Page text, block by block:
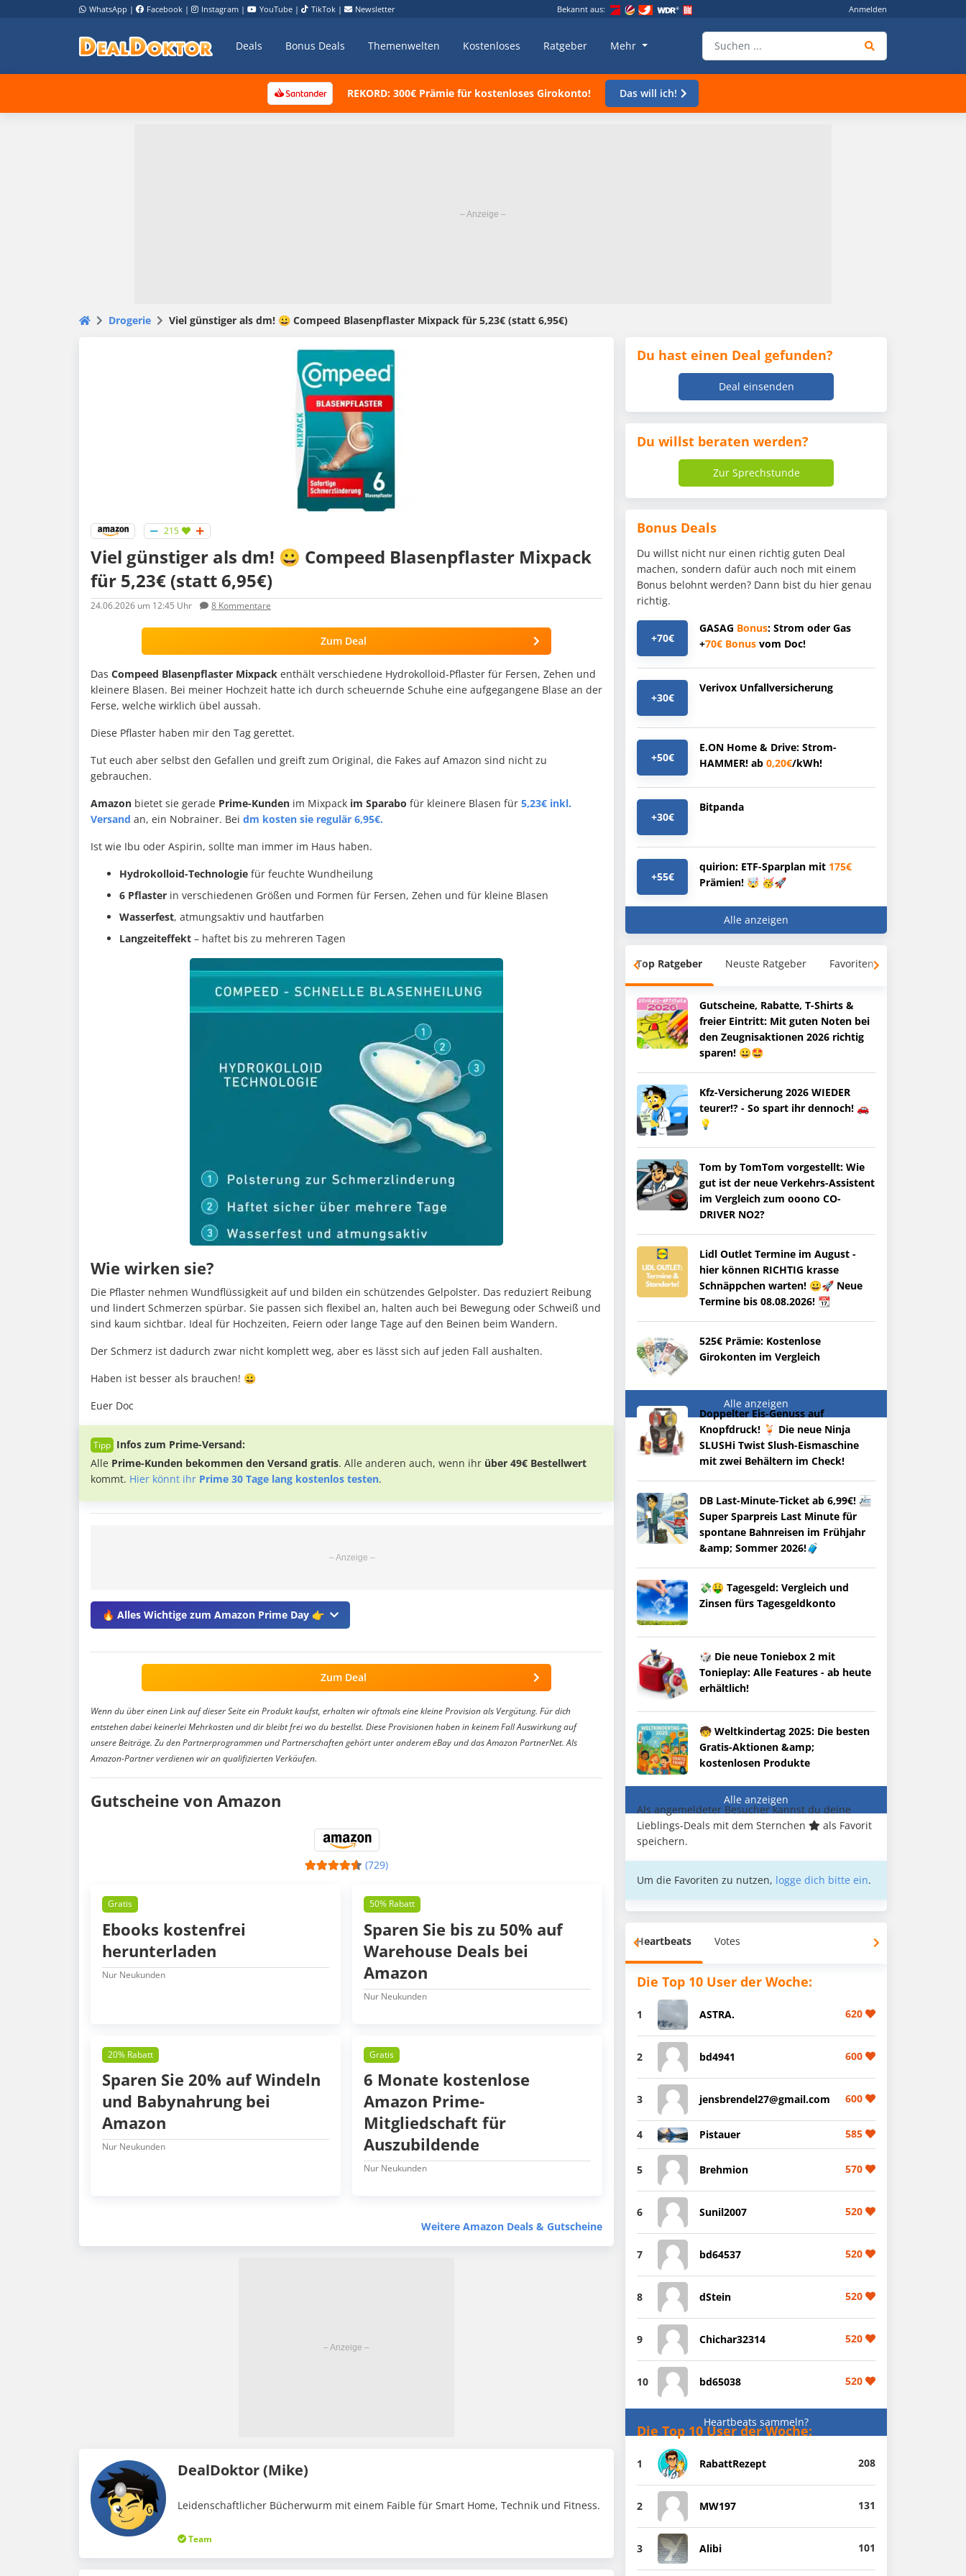
WhatsApp | Facebook | Instagram | YouTube | TikTok | Newsletter Bekannt aus: Anmelden
Deals Bonus Deals Themenwelten Kostenloses Ratgeber Mehr
REKORD: 300€ Prämie für kostenloses Girokonto! Das will ich!
Drogerie Viel günstiger als dm! 😀 Compeed Blasenpflaster Mixpack für 5,23€ (statt 6,95€)
215
Viel günstiger als dm! 😀 Compeed Blasenpflaster Mixpack
für 5,23€ (statt 6,95€)
24.06.2026 um 12:45 Uhr 8 Kommentare
Zum Deal
Das Compeed Blasenpflaster Mixpack enthält verschiedene Hydrokolloid-Pflaster für Fersen, Zehen und
kleinere Blasen. Bei meiner Hochzeit hatte ich durch scheuernde Schuhe eine aufgegangene Blase an der
Ferse, welche wirklich übel aussah.
Diese Pflaster haben mir den Tag gerettet.
Tut euch aber selbst den Gefallen und greift zum Original, die Fakes auf Amazon sind nicht zu
gebrauchen.
Amazon bietet sie gerade Prime-Kunden im Mixpack im Sparabo für kleinere Blasen für 5,23€ inkl.
Versand an, ein Nobrainer. Bei dm kosten sie regulär 6,95€.
Ist wie Ibu oder Aspirin, sollte man immer im Haus haben.
Hydrokolloid-Technologie für feuchte Wundheilung
6 Pflaster in verschiedenen Größen und Formen für Fersen, Zehen und für kleine Blasen
Wasserfest, atmungsaktiv und hautfarben
Langzeiteffekt – haftet bis zu mehreren Tagen
Wie wirken sie?
Die Pflaster nehmen Wundflüssigkeit auf und bilden ein schützendes Gelpolster. Das reduziert Reibung
und lindert Schmerzen spürbar. Sie passen sich flexibel an, halten auch bei Bewegung oder Schweiß und
sind kaum sichtbar. Ideal für Hochzeiten, Feiern oder lange Tage auf den Beinen beim Wandern.
Der Schmerz ist dadurch zwar nicht komplett weg, aber es lässt sich auf jeden Fall aushalten.
Haben ist besser als brauchen! 😀
Euer Doc
Infos zum Prime-Versand:
Alle Prime-Kunden bekommen den Versand gratis. Alle anderen auch, wenn ihr über 49€ Bestellwert
kommt. Hier könnt ihr Prime 30 Tage lang kostenlos testen.
🔥 Alles Wichtige zum Amazon Prime Day 👉
Zum Deal
Wenn du über einen Link auf dieser Seite ein Produkt kaufst, erhalten wir oftmals eine kleine Provision als Vergütung. Für dich
entstehen dabei keinerlei Mehrkosten und dir bleibt frei wo du bestellst. Diese Provisionen haben in keinem Fall Auswirkung auf
unsere Beiträge. Zu den Partnerprogrammen und Partnerschaften gehört unter anderem eBay und das Amazon PartnerNet. Als
Amazon-Partner verdienen wir an qualifizierten Verkäufen.
Gutscheine von Amazon
(729)
Gratis
Ebooks kostenfrei
herunterladen
Nur Neukunden
50% Rabatt
Sparen Sie bis zu 50% auf
Warehouse Deals bei
Amazon
Nur Neukunden
20% Rabatt
Sparen Sie 20% auf Windeln
und Babynahrung bei
Amazon
Nur Neukunden
Gratis
6 Monate kostenlose
Amazon Prime-
Mitgliedschaft für
Auszubildende
Nur Neukunden
Weitere Amazon Deals & Gutscheine
DealDoktor (Mike)
Leidenschaftlicher Bücherwurm mit einem Faible für Smart Home, Technik und Fitness.
Team
Du hast einen Deal gefunden?
Deal einsenden
Du willst beraten werden?
Zur Sprechstunde
Bonus Deals
Du willst nicht nur einen richtig guten Deal
machen, sondern dafür auch noch mit einem
Bonus belohnt werden? Dann bist du hier genau
richtig.
+70€
GASAG Bonus: Strom oder Gas
+70€ Bonus vom Doc!
+30€
Verivox Unfallversicherung
+50€
E.ON Home & Drive: Strom-
HAMMER! ab 0,20€/kWh!
+30€
Bitpanda
+55€
quirion: ETF-Sparplan mit 175€
Prämien! 🤯 🥳🚀
Alle anzeigen
Top Ratgeber Neuste Ratgeber Favoriten
Gutscheine, Rabatte, T-Shirts &
freier Eintritt: Mit guten Noten bei
den Zeugnisaktionen 2026 richtig
sparen! 😀🤩
Kfz-Versicherung 2026 WIEDER
teurer!? - So spart ihr dennoch! 🚗
💡
Tom by TomTom vorgestellt: Wie
gut ist der neue Verkehrs-Assistent
im Vergleich zum ooono CO-
DRIVER NO2?
Lidl Outlet Termine im August -
hier können RICHTIG krasse
Schnäppchen warten! 😀🚀 Neue
Termine bis 08.08.2026! 📆
525€ Prämie: Kostenlose
Girokonten im Vergleich
Alle anzeigen
Doppelter Eis-Genuss auf
Knopfdruck! 🍹 Die neue Ninja
SLUSHi Twist Slush-Eismaschine
mit zwei Behältern im Check!
DB Last-Minute-Ticket ab 6,99€! 🚈
Super Sparpreis Last Minute für
spontane Bahnreisen im Frühjahr
&amp; Sommer 2026!🧳
💸🤑 Tagesgeld: Vergleich und
Zinsen fürs Tagesgeldkonto
🎲 Die neue Toniebox 2 mit
Tonieplay: Alle Features - ab heute
erhältlich!
🧒 Weltkindertag 2025: Die besten
Gratis-Aktionen &amp;
kostenlosen Produkte
Alle anzeigen
Als angemeldeter Besucher kannst du deine
Lieblings-Deals mit dem Sternchen
als Favorit
speichern.
Um die Favoriten zu nutzen, logge dich bitte ein.
Heartbeats Votes
Die Top 10 User der Woche:
1 ASTRA. 620
2 bd4941 600
3 jensbrendel27@gmail.com 600
4 Pistauer 585
5 Brehmion 570
6 Sunil2007 520
7 bd64537 520
8 dStein 520
9 Chichar32314 520
10 bd65038 520
Heartbeats sammeln?
Die Top 10 User der Woche:
1 RabattRezept 208
2 MW197 131
3 Alibi 101